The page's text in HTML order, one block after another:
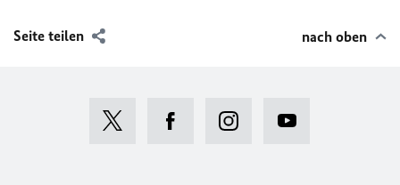
Seite teilen nach oben